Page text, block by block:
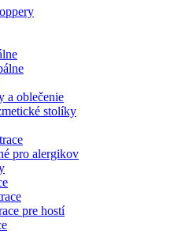
a oblečenie
stolíky
pro alergikov
pre hostí